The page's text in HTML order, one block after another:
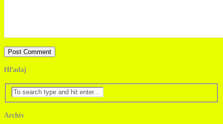
Hľadaj
Archív